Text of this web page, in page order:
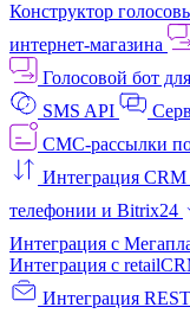
Конструктор
интернет‑магазина
Голосовой бот
SMS API
СМС-рассылки по
Интеграция
телефонии и Bitrix24
Интеграция с
Интеграция с
Интеграция